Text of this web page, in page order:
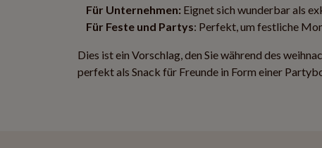
Für Unternehmen: Eignet sich wunderbar als
Für Feste und Partys: Perfekt, um festliche
Dies ist ein Vorschlag, den Sie während des
perfekt als Snack für Freunde in Form einer